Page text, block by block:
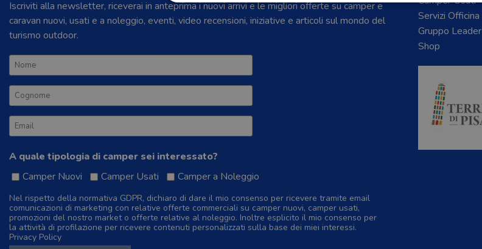
Iscriviti alla newsletter, riceverai in anteprima i nuovi arrivi e le migliori offerte su camper e
caravan nuovi, usati e a noleggio, eventi, video recensioni, iniziative e articoli sul mondo del
turismo outdoor.
A quale tipologia di camper sei interessato?
Camper Nuovi
Camper Usati Camper a Noleggio
Nel rispetto della normativa GDPR, dichiaro di dare il mio consenso per ricevere tramite email
comunicazioni di marketing con relative offerte commerciali su camper nuovi, camper usati,
promozioni del nostro market o offerte relative al noleggio. Inoltre esplicito il mio consenso per
la attività di profilazione per ricevere contenuti personalizzati sulla base dei miei interessi.
Privacy Policy
Servizi Officina
Gruppo Leader
Shop